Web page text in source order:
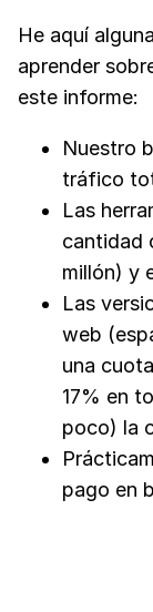
He aquí
aprender
este informe:
Nuestro
tráfico
Las
cantidad
millón) y
Las
web
una
17% en
poco) la
pago en